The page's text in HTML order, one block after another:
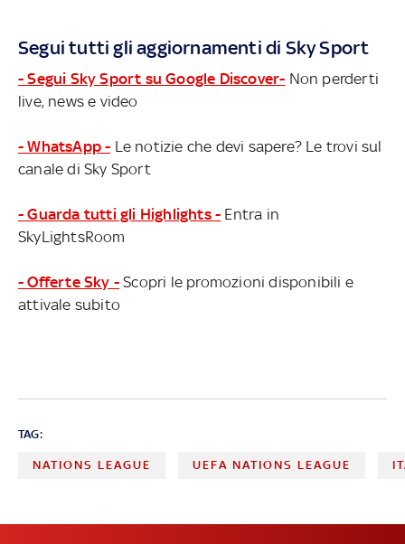
Segui tutti gli aggiornamenti di Sky Sport
- Segui Sky Sport su Google Discover- Non perderti
live, news e video
- WhatsApp - Le notizie che devi sapere? Le trovi sul
canale di Sky Sport
- Guarda tutti gli Highlights - Entra in
SkyLightsRoom
- Offerte Sky - Scopri le promozioni disponibili e
attivale subito
TAG:
NATIONS LEAGUE UEFA NATIONS LEAGUE